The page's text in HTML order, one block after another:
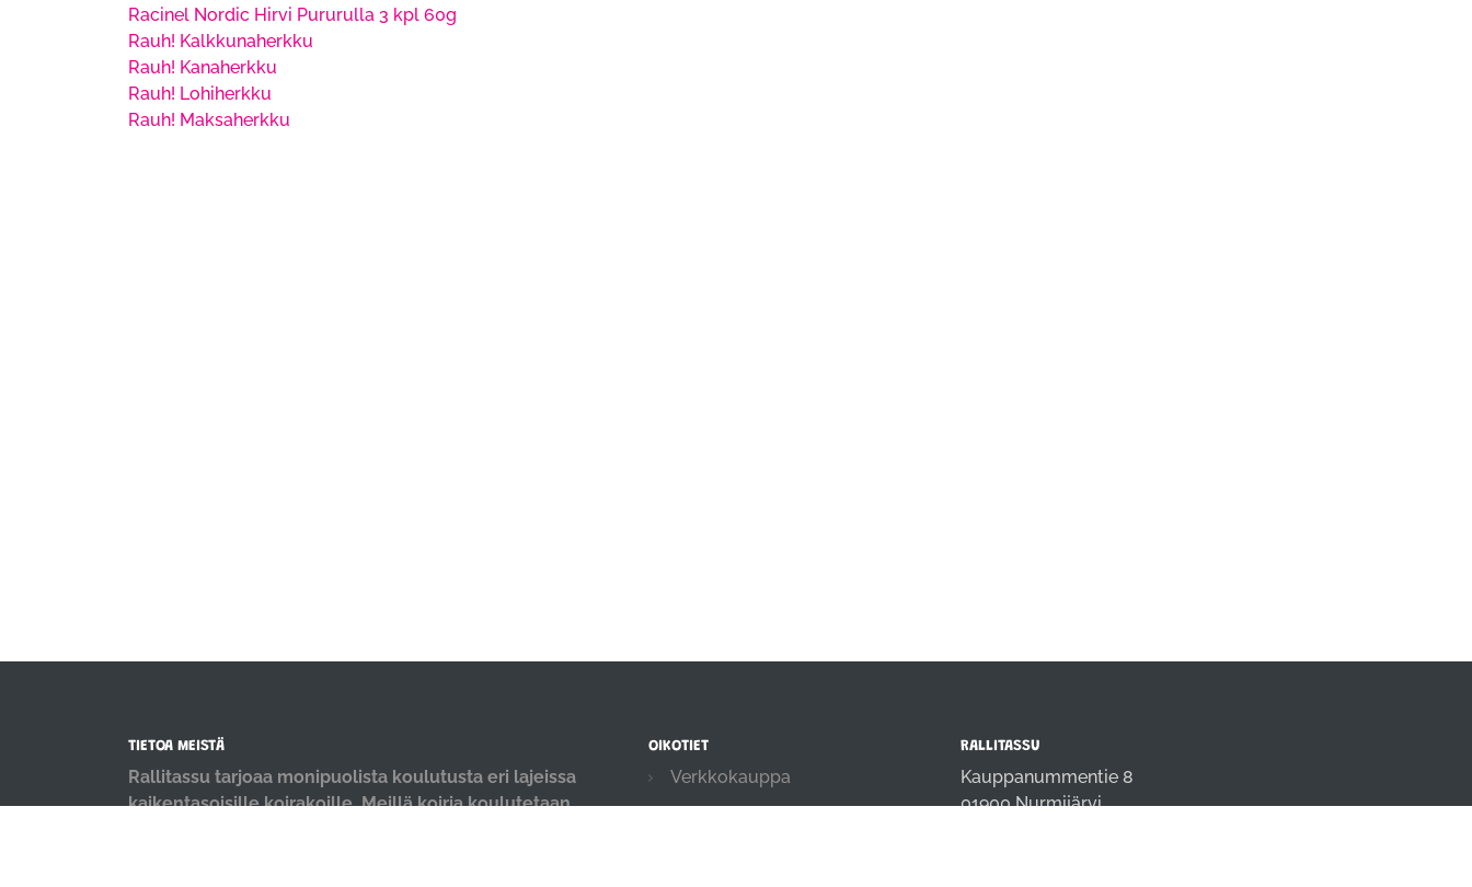
Racinel Nordic Hirvi Pururulla 3 kpl 60g
Rauh! Kalkkunaherkku
Rauh! Kanaherkku
Rauh! Lohiherkku
Rauh! Maksaherkku
TIETOA MEISTÄ
Rallitassu tarjoaa monipuolista koulutusta eri lajeissa
kaikentasoisille koirakoille. Meillä koiria koulutetaan
OIKOTIET
Verkkokauppa
RALLITASSU
Kauppanummentie 8
01900 Nurmijärvi